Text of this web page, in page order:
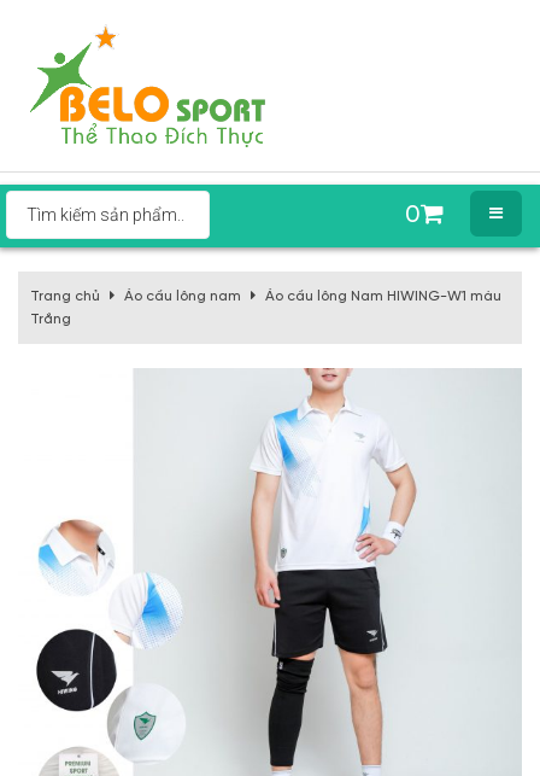
0
Trang chủ Áo cầu lông nam
Áo cầu lông Nam HIWING-W1 màu
Trắng